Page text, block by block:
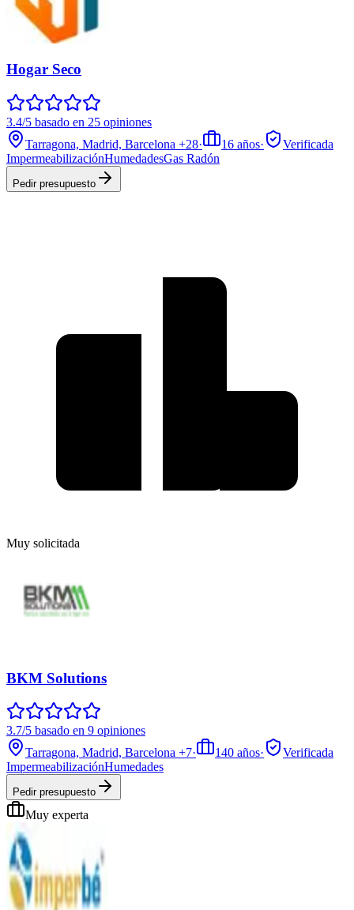
Hogar Seco
3.4/5 basado en 25 opiniones
Tarragona, Madrid, Barcelona +28· 16 años·
Verificada
ImpermeabilizaciónHumedadesGas Radón
Pedir presupuesto
Muy solicitada
BKM Solutions
3.7/5 basado en 9 opiniones
Tarragona, Madrid, Barcelona +7· 140 años·
Verificada
ImpermeabilizaciónHumedades
Pedir presupuesto
Muy experta